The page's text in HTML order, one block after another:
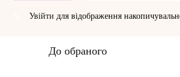
Увійти для відображення
До обраного